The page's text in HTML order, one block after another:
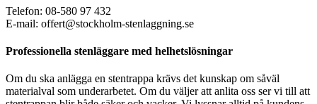
Telefon: 08-580 97 432
E-mail: offert@stockholm-stenlaggning.se
Professionella stenläggare med helhetslösningar
Om du ska anlägga en stentrappa krävs det kunskap om såväl
materialval som underarbetet. Om du väljer att anlita oss ser vi till att